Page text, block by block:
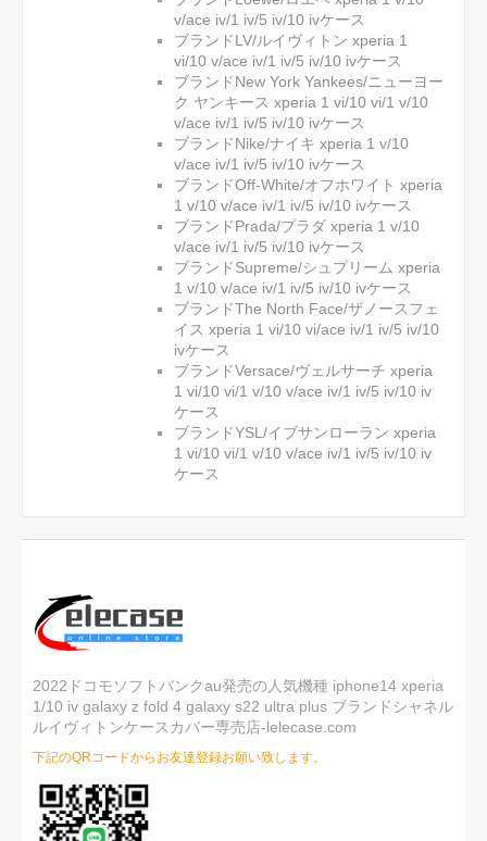
v/ace iv/1 iv/5 iv/10 ivケース
ブランドLV/ルイヴィトン xperia 1
vi/10 v/ace iv/1 iv/5 iv/10 ivケース
ブランドNew York Yankees/ニューヨー
ク ヤンキース xperia 1 vi/10 vi/1 v/10
v/ace iv/1 iv/5 iv/10 ivケース
ブランドNike/ナイキ xperia 1 v/10
v/ace iv/1 iv/5 iv/10 ivケース
ブランドOff-White/オフホワイト xperia
1 v/10 v/ace iv/1 iv/5 iv/10 ivケース
ブランドPrada/プラダ xperia 1 v/10
v/ace iv/1 iv/5 iv/10 ivケース
ブランドSupreme/シュプリーム xperia
1 v/10 v/ace iv/1 iv/5 iv/10 ivケース
ブランドThe North Face/ザノースフェ
イス xperia 1 vi/10 vi/ace iv/1 iv/5 iv/10
ivケース
ブランドVersace/ヴェルサーチ xperia
1 vi/10 vi/1 v/10 v/ace iv/1 iv/5 iv/10 iv
ケース
ブランドYSL/イブサンローラン xperia
1 vi/10 vi/1 v/10 v/ace iv/1 iv/5 iv/10 iv
ケース
2022ドコモソフトバンクau発売の人気機種 iphone14 xperia
1/10 iv galaxy z fold 4 galaxy s22 ultra plus ブランドシャネル
ルイヴィトンケースカバー専売店-lelecase.com
下記のQRコードからお友達登録お願い致します。